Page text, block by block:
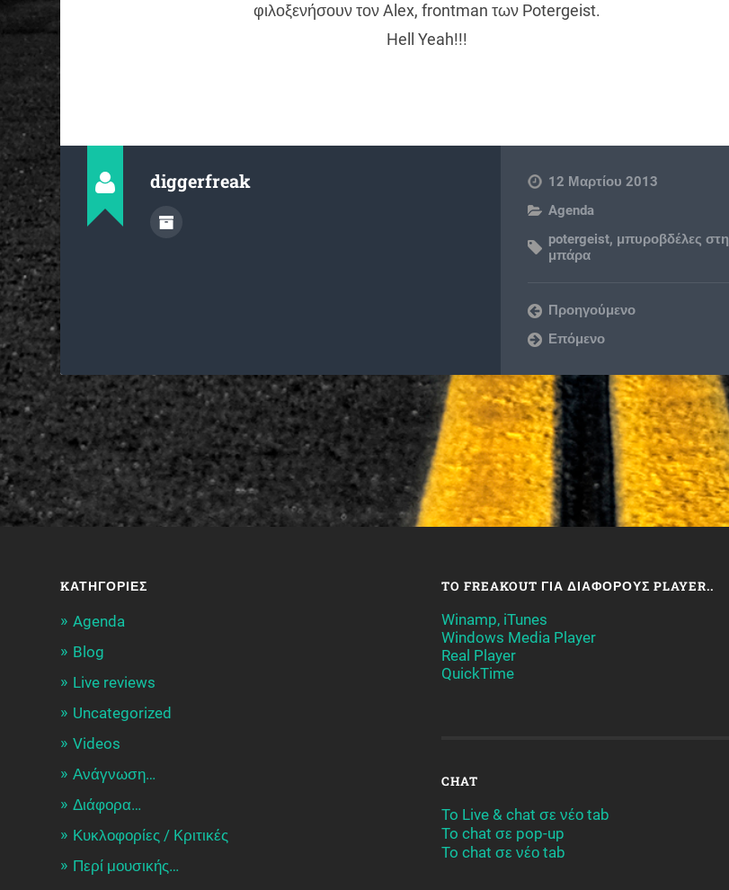
φιλοξενήσουν τον Alex, frontman των Potergeist.
Hell Yeah!!!
diggerfreak
12 Μαρτίου 2013
Agenda
potergeist, μπυροβδέλες στη
μπάρα
Προηγούμενο
Επόμενο
KΑΤΗΓΟΡΊΕΣ
Agenda
Blog
Live reviews
Uncategorized
Videos
Ανάγνωση…
Διάφορα…
Κυκλοφορίες / Kριτικές
Περί μουσικής…
TO FREAKOUT ΓΙΑ ΔΙΆΦΟΡΟΥΣ PLAYER..
Winamp, iTunes
Windows Media Player
Real Player
QuickTime
CHAT
To Live & chat σε νέο tab
To chat σε pop-up
To chat σε νέο tab